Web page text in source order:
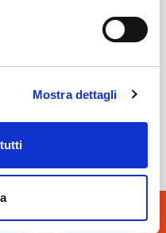
Mostra dettagli